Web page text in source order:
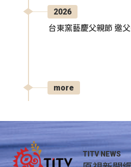
2026
台東窯藝慶父親節 邀
more
TITV NEWS